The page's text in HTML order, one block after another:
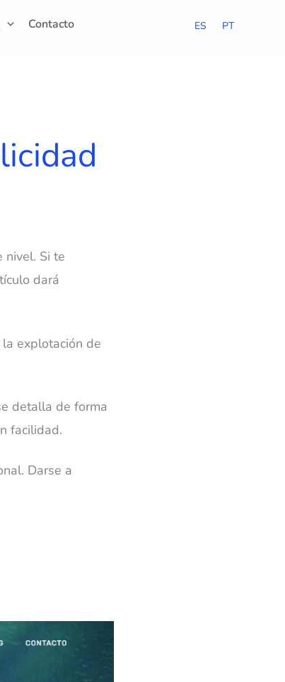
Contacto ES PT
nivel. Si te
dará
explotación de
detalla de forma
facilidad.
Darse a